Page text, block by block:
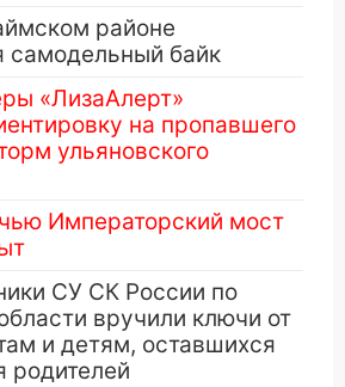
районе
самодельный байк
«ЛизаАлерт»
на пропавшего
ульяновского
Императорский мост
СУ СК России по
вручили ключи от
и детям, оставшихся
родителей